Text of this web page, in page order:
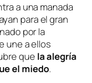
a una manada
para el gran
por la
une a ellos
que la alegría
el miedo.